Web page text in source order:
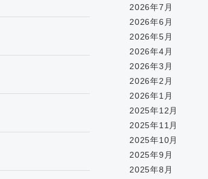
2026年7月
2026年6月
2026年5月
2026年4月
2026年3月
2026年2月
2026年1月
2025年12月
2025年11月
2025年10月
2025年9月
2025年8月